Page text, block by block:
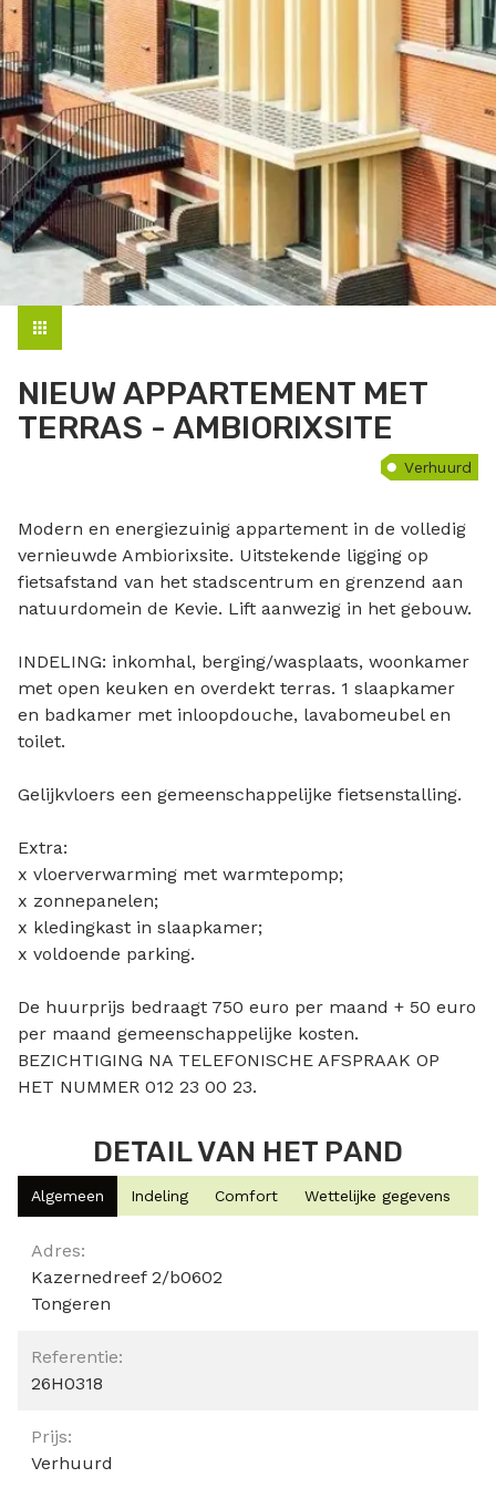
NIEUW APPARTEMENT MET
TERRAS - AMBIORIXSITE
Verhuurd
Modern en energiezuinig appartement in de volledig
vernieuwde Ambiorixsite. Uitstekende ligging op
fietsafstand van het stadscentrum en grenzend aan
natuurdomein de Kevie. Lift aanwezig in het gebouw.
INDELING: inkomhal, berging/wasplaats, woonkamer
met open keuken en overdekt terras. 1 slaapkamer
en badkamer met inloopdouche, lavabomeubel en
toilet.
Gelijkvloers een gemeenschappelijke fietsenstalling.
Extra:
x vloerverwarming met warmtepomp;
x zonnepanelen;
x kledingkast in slaapkamer;
x voldoende parking.
De huurprijs bedraagt 750 euro per maand + 50 euro
per maand gemeenschappelijke kosten.
BEZICHTIGING NA TELEFONISCHE AFSPRAAK OP
HET NUMMER 012 23 00 23.
DETAIL VAN HET PAND
Algemeen Indeling Comfort Wettelijke gegevens
Algemeen
Adres:
Kazernedreef 2/b0602
Tongeren
Referentie:
26H0318
Prijs:
Verhuurd